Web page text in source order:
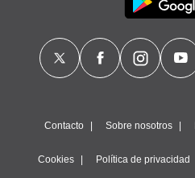
Contacto Sobre nosotros
Cookies Política de privacidad